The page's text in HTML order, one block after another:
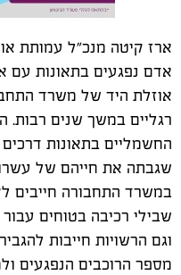
ארז קיטה מנכ"ל עמותת
אדם נפגעים בתאונות עם
אוזלת היד של משרד
רגליים במשך שנים רבות.
החשמליים בתאונות
שגבתה את חייהם של
במשרד התחבורה חייבים
שבילי רכיבה בטוחים
וגם הרשויות חייבות
מספר הרוכבים הנפגעים